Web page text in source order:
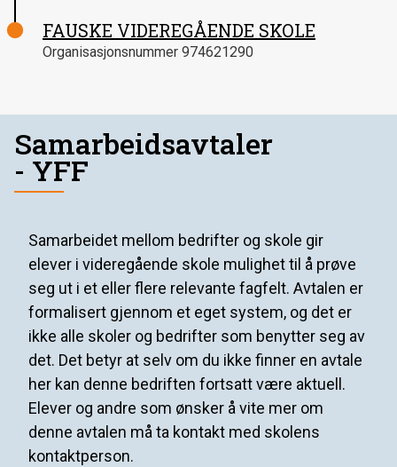
FAUSKE VIDEREGÅENDE SKOLE
Organisasjonsnummer 974621290
Samarbeidsavtaler
- YFF
Samarbeidet mellom bedrifter og skole gir
elever i videregående skole mulighet til å prøve
seg ut i et eller flere relevante fagfelt. Avtalen er
formalisert gjennom et eget system, og det er
ikke alle skoler og bedrifter som benytter seg av
det. Det betyr at selv om du ikke finner en avtale
her kan denne bedriften fortsatt være aktuell.
Elever og andre som ønsker å vite mer om
denne avtalen må ta kontakt med skolens
kontaktperson.